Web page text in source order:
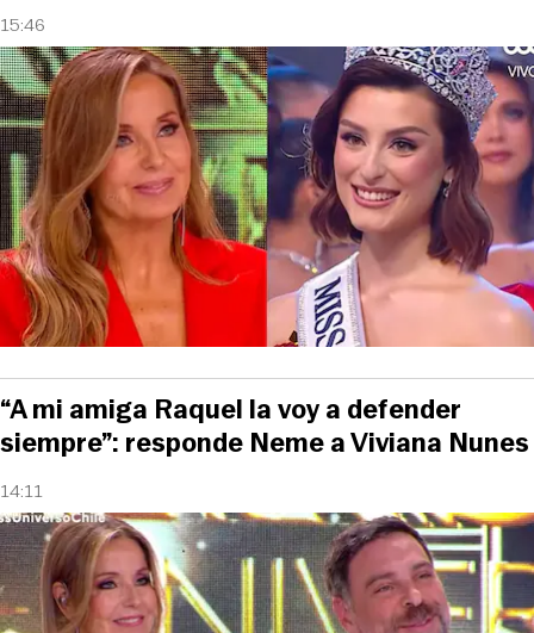
15:46
14:11
“A mi amiga Raquel la voy a defender
siempre”: responde Neme a Viviana Nunes